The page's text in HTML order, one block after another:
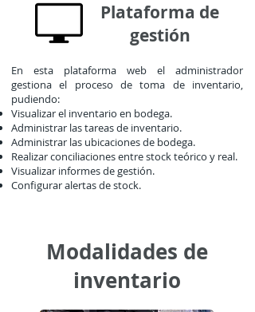
Plataforma de
gestión
En esta plataforma web el administrador
gestiona el proceso de toma de inventario,
pudiendo:
Visualizar el inventario en bodega.
Administrar las tareas de inventario.
Administrar las ubicaciones de bodega.
Realizar conciliaciones entre stock teórico y real.
Visualizar informes de gestión.
Configurar alertas de stock.
Modalidades de
inventario